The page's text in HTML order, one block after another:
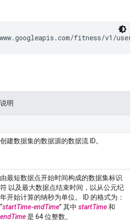
fitness/v1/
说明
创建数据集的数据源的数据流 ID。
由最短数据点开始时间构成的数据集标识
符 以及最大数据点结束时间，以从公元纪
年开始计算的纳秒为单位。 ID 的格式为：
“startTime-endTime” 其中 startTime和
endTime是 64 位整数。